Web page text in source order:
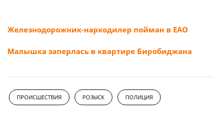
Железнодорожник-наркодилер пойман в ЕАО
Малышка заперлась в квартире Биробиджана
ПРОИСШЕСТВИЯ РОЗЫСК ПОЛИЦИЯ